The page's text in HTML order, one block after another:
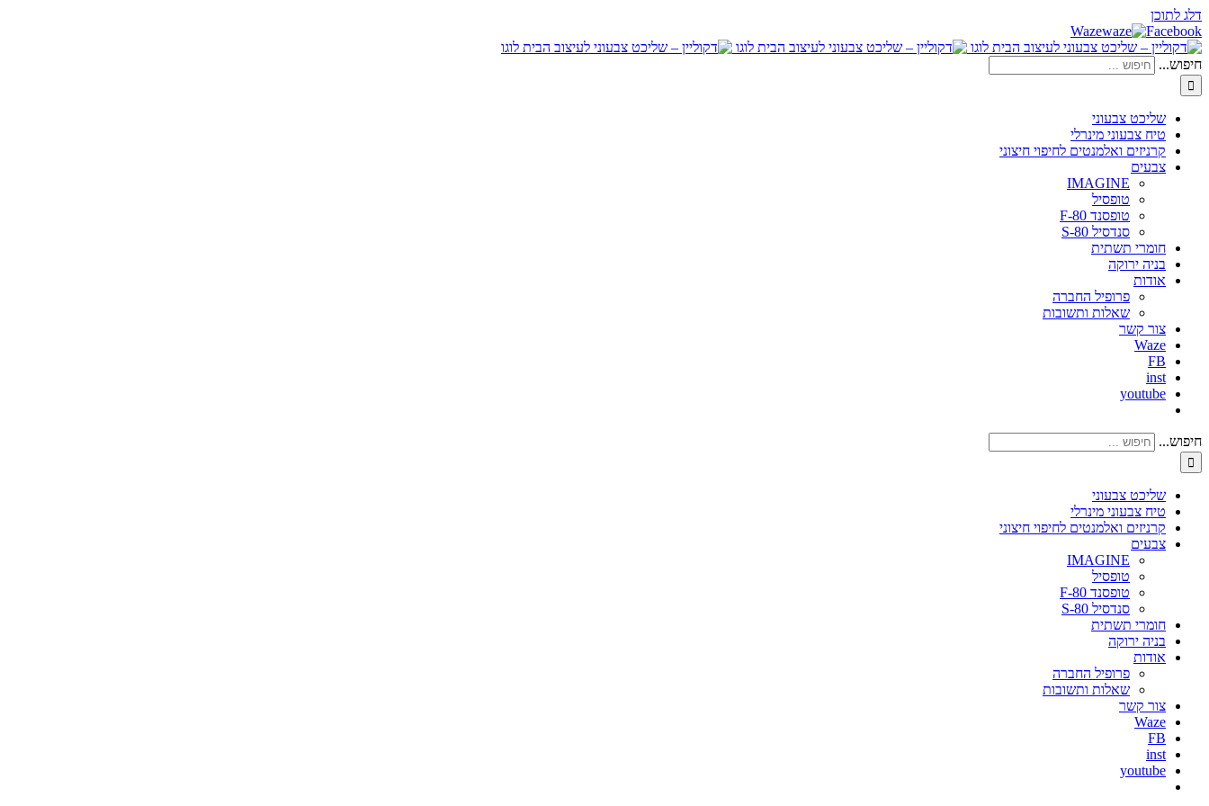
דלג לתוכן
Waze
Facebook
חיפוש...
שליכט צבעוני
טיח צבעוני מינרלי
קרניזים ואלמנטים לחיפוי חיצוני
צבעים
IMAGINE
טופסיל
טופסנד F-80
סנדסיל S-80
חומרי תשתית
בניה ירוקה
אודות
פרופיל החברה
שאלות ותשובות
צור קשר
Waze
FB
inst
youtube
חיפוש...
שליכט צבעוני
טיח צבעוני מינרלי
קרניזים ואלמנטים לחיפוי חיצוני
צבעים
IMAGINE
טופסיל
טופסנד F-80
סנדסיל S-80
חומרי תשתית
בניה ירוקה
אודות
פרופיל החברה
שאלות ותשובות
צור קשר
Waze
FB
inst
youtube